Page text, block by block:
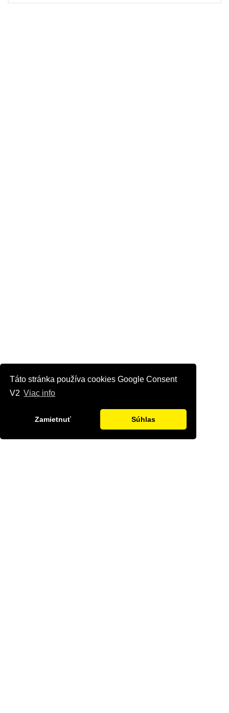
Táto stránka používa cookies Google Consent
V2 Viac info
Zamietnuť Súhlas